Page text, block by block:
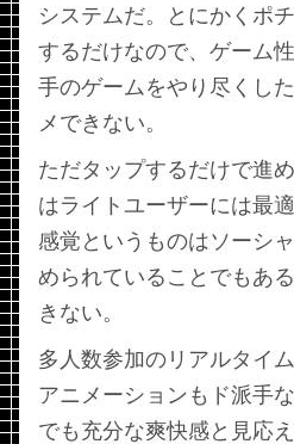
システムだ。とにかくポ
するだけなので、ゲーム
手のゲームをやり尽くし
メできない。
ただタップするだけで進
はライトユーザーには最
感覚というものはソーシ
められていることでもあ
きない。
多人数参加のリアルタイ
アニメーションもド派手
でも充分な爽快感と見応え